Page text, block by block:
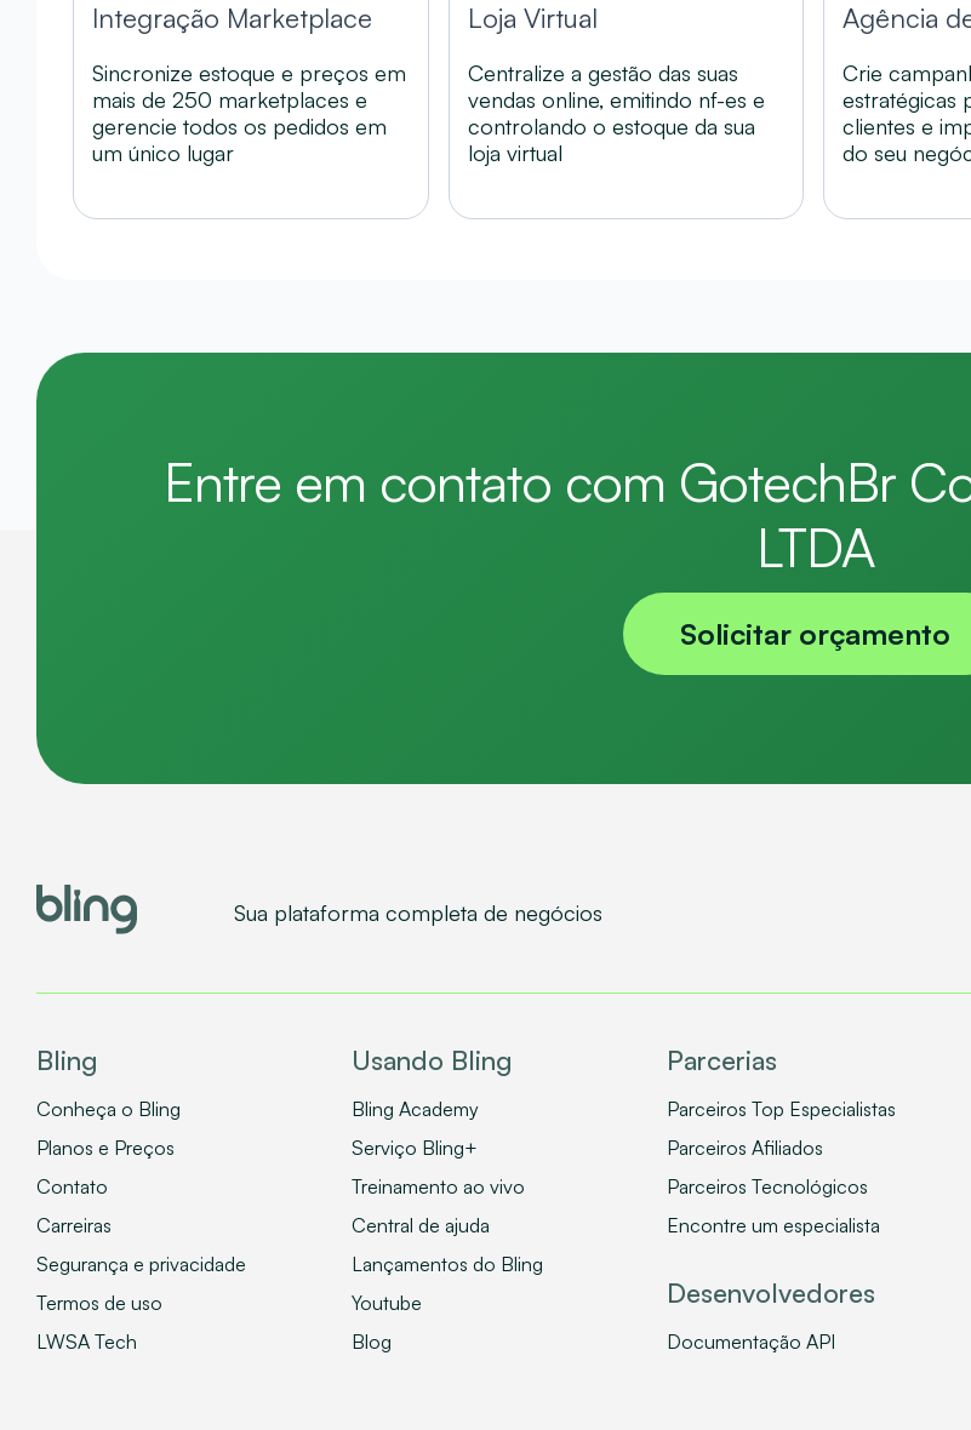
Integração Marketplace
Sincronize estoque e preços em
mais de 250 marketplaces e
gerencie todos os pedidos em
um único lugar
Loja Virtual
Centralize a gestão das suas
vendas online, emitindo nf-es e
controlando o estoque da sua
loja virtual
Agência
Crie
estratégicas
clientes e
do seu
Entre em contato com GotechBr
LTDA
Solicitar orçamento
Sua plataforma completa de negócios
Bling
Conheça o Bling
Planos e Preços
Contato
Carreiras
Segurança e privacidade
Termos de uso
LWSA Tech
Usando Bling
Bling Academy
Serviço Bling+
Treinamento ao vivo
Central de ajuda
Lançamentos do Bling
Youtube
Blog
Parcerias
Parceiros Top Especialistas
Parceiros Afiliados
Parceiros Tecnológicos
Encontre um especialista
Desenvolvedores
Documentação API